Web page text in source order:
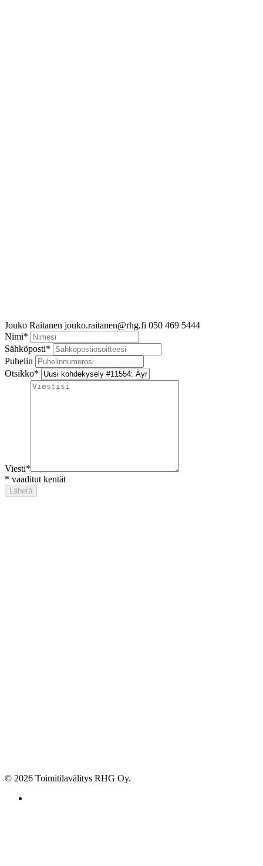
Jouko Raitanen jouko.raitanen@rhg.fi 050 469 5444
Nimi*
Sähköposti*
Puhelin
Otsikko*
Viesti*
* vaaditut kentät
© 2026 Toimitilavälitys RHG Oy.